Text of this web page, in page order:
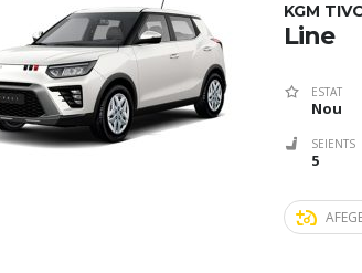
KGM
Line
ESTAT
Nou
SEIENTS
5